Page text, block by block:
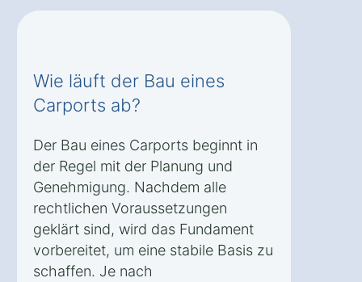
Wie läuft der Bau eines
Carports ab?
Der Bau eines Carports beginnt in
der Regel mit der Planung und
Genehmigung. Nachdem alle
rechtlichen Voraussetzungen
geklärt sind, wird das Fundament
vorbereitet, um eine stabile Basis zu
schaffen. Je nach